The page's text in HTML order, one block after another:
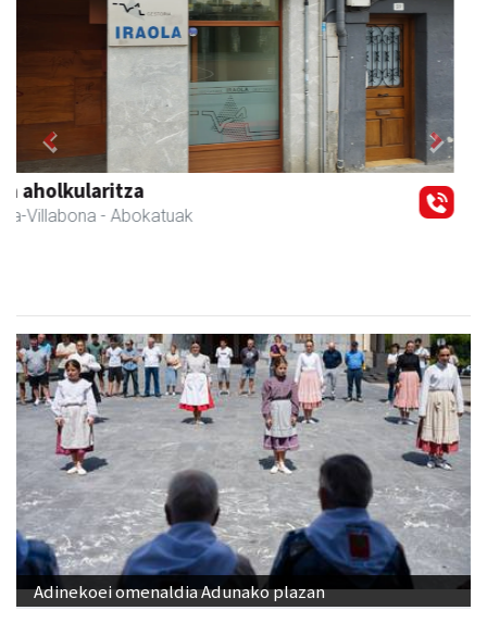
Akam espazioa
Amasa-Villabona - Arropa-dendak
Previous Next
Adinekoei omenaldia Adunako plazan